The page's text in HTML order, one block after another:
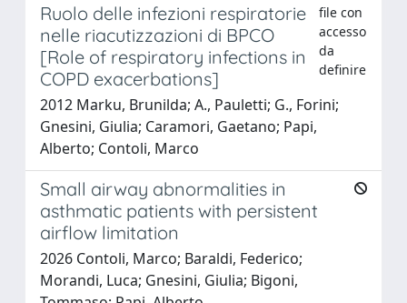
Ruolo delle infezioni respiratorie
nelle riacutizzazioni di BPCO
[Role of respiratory infections in
COPD exacerbations]
file con
accesso
da
definire
2012 Marku, Brunilda; A., Pauletti; G., Forini;
Gnesini, Giulia; Caramori, Gaetano; Papi,
Alberto; Contoli, Marco
Small airway abnormalities in
asthmatic patients with persistent
airflow limitation
2026 Contoli, Marco; Baraldi, Federico;
Morandi, Luca; Gnesini, Giulia; Bigoni,